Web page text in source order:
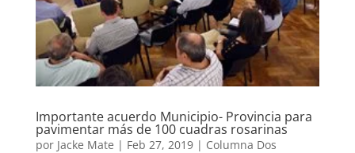
Importante acuerdo Municipio- Provincia para
pavimentar más de 100 cuadras rosarinas
por Jacke Mate | Feb 27, 2019| Columna Dos